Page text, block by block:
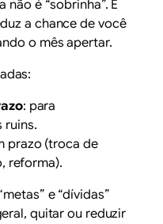
não é “sobrinha”. É
a chance de você
o mês apertar.
: para
ruins.
prazo (troca de
reforma).
e “dívidas”
quitar ou reduzir